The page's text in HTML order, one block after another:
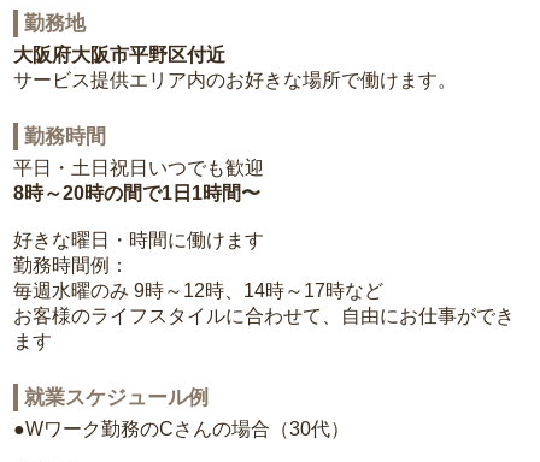
勤務地
大阪府大阪市平野区付近
サービス提供エリア内のお好きな場所で働けます。
勤務時間
平日・土日祝日いつでも歓迎
8時～20時の間で1日1時間〜
好きな曜日・時間に働けます
勤務時間例：
毎週水曜のみ 9時～12時、14時～17時など
お客様のライフスタイルに合わせて、自由にお仕事ができ
ます
就業スケジュール例
●Wワーク勤務のCさんの場合（30代）